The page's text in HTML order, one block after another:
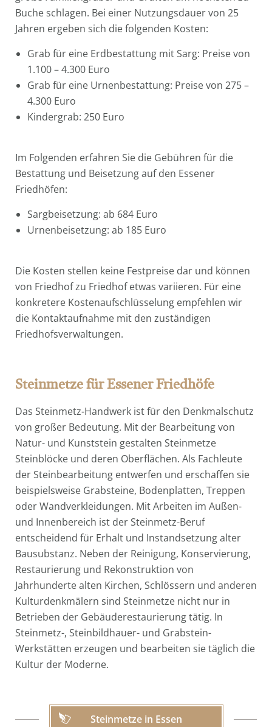
Buche schlagen. Bei einer Nutzungsdauer von 25
Jahren ergeben sich die folgenden Kosten:
Grab für eine Erdbestattung mit Sarg: Preise von
1.100 – 4.300 Euro
Grab für eine Urnenbestattung: Preise von 275 –
4.300 Euro
Kindergrab: 250 Euro
Im Folgenden erfahren Sie die Gebühren für die
Bestattung und Beisetzung auf den Essener
Friedhöfen:
Sargbeisetzung: ab 684 Euro
Urnenbeisetzung: ab 185 Euro
Die Kosten stellen keine Festpreise dar und können
von Friedhof zu Friedhof etwas variieren. Für eine
konkretere Kostenaufschlüsselung empfehlen wir
die Kontaktaufnahme mit den zuständigen
Friedhofsverwaltungen.
Steinmetze für Essener Friedhöfe
Das Steinmetz-Handwerk ist für den Denkmalschutz
von großer Bedeutung. Mit der Bearbeitung von
Natur- und Kunststein gestalten Steinmetze
Steinblöcke und deren Oberflächen. Als Fachleute
der Steinbearbeitung entwerfen und erschaffen sie
beispielsweise Grabsteine, Bodenplatten, Treppen
oder Wandverkleidungen. Mit Arbeiten im Außen-
und Innenbereich ist der Steinmetz-Beruf
entscheidend für Erhalt und Instandsetzung alter
Bausubstanz. Neben der Reinigung, Konservierung,
Restaurierung und Rekonstruktion von
Jahrhunderte alten Kirchen, Schlössern und anderen
Kulturdenkmälern sind Steinmetze nicht nur in
Betrieben der Gebäuderestaurierung tätig. In
Steinmetz-, Steinbildhauer- und Grabstein-
Werkstätten erzeugen und bearbeiten sie täglich die
Kultur der Moderne.
Steinmetze in Essen